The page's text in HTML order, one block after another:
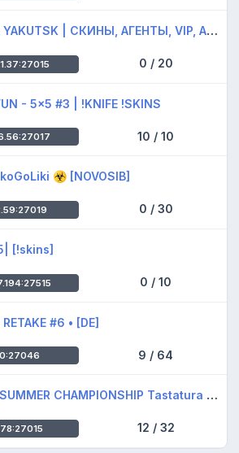
YAKUTSK | СКИНЫ, АГЕНТЫ, VIP, АДМИ
0 / 20
- 5x5 #3 | !KNIFE !SKINS
10 / 10
☣️ [NOVOSIB]
0 / 30
[!skins]
0 / 10
#6 • [DE]
9 / 64
CHAMPIONSHIP Tastatura gaming Logitech G21
12 / 32